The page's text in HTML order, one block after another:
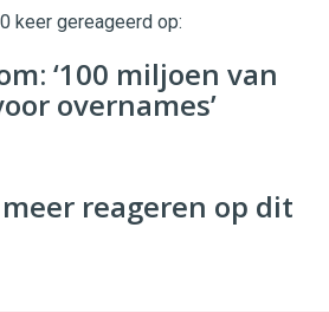
keer gereageerd op:
‘100 miljoen van
overnames’
reageren op dit